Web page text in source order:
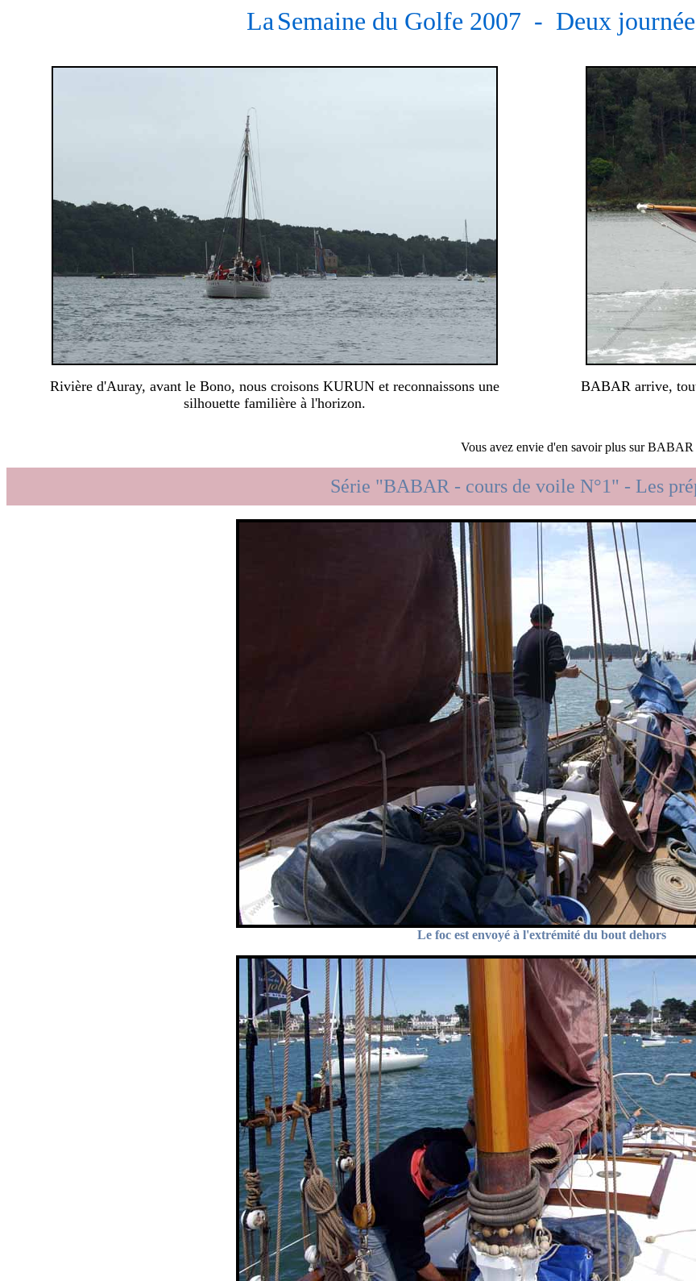
La Semaine du Golfe 2007 - Deux
Rivière d'Auray, avant le Bono, nous croisons KURUN et reconnaissons une
silhouette familière à l'horizon.
BABAR arrive,
Vous avez envie d'en savoir plus sur
Série "BABAR - cours de voile N°1" - Les
Le foc est envoyé à l'extrémité du bout dehors